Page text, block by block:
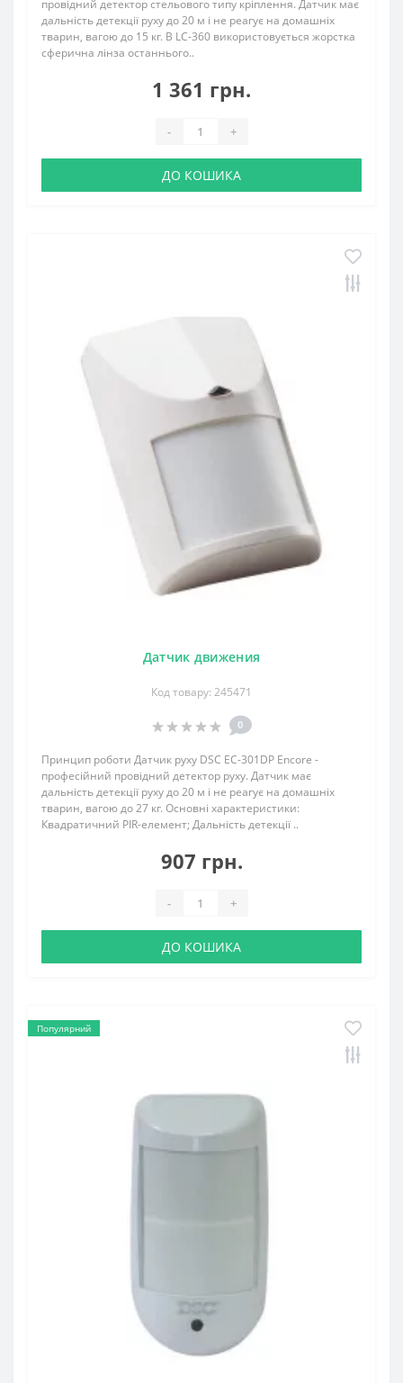
провідний детектор стельового типу кріплення. Датчик має
дальність детекції руху до 20 м і не реагує на домашніх
тварин, вагою до 15 кг. В LC-360 використовується жорстка
сферична лінза останнього..
1 361 грн.
- +
ДО КОШИКА
Датчик движения
Код товару: 245471
0
Принцип роботи Датчик руху DSC EC-301DP Encore -
професійний провідний детектор руху. Датчик має
дальність детекції руху до 20 м і не реагує на домашніх
тварин, вагою до 27 кг. Основні характеристики:
Квадратичний PIR-елемент; Дальність детекції ..
907 грн.
- +
ДО КОШИКА
Популярний